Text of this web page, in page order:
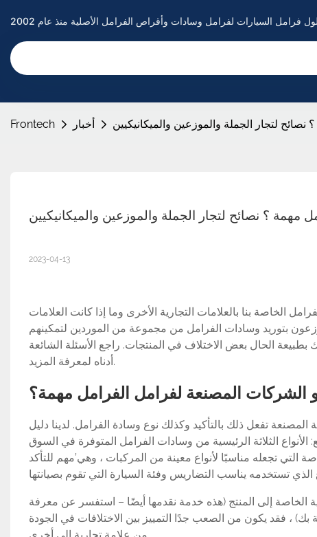
Frontech أخبار لتجار الجملة والموزعين والميكانيكيين
مهمة ؟ نصائح لتجار الجملة والموزعين والميكانيكيين
2023-04-13
الخاصة بنا بالعلامات التجارية الأخرى وما إذا كانت العلامات
بتوريد وسادات الفرامل من مجموعة من الموردين لتمكينهم
الحال بعض الاختلاف في المنتجات. راجع الأسئلة الشائعة
أدناه لمعرفة المزيد.
الشركات المصنعة لفرامل الفرامل مهمة؟
تفعل ذلك بالتأكيد وكذلك نوع وسادة الفرامل. لدينا دليل
الثلاثة الرئيسية من وسادات الفرامل المتوفرة في السوق
تجعله مناسبًا لأنواع معينة من المركبات ، وهي’مهم للتأكد
الخاصة إلى المنتج (هذه خدمة نقدمها أيضًا – استفسر عن معرفة
، فقد يكون من الصعب جدًا التمييز بين الاختلافات في الجودة